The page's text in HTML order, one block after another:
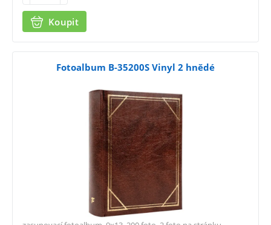
Koupit
Fotoalbum B-35200S Vinyl 2 hnědé